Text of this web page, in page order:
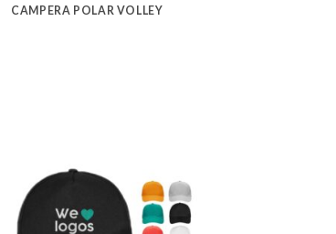
CAMPERA POLAR VOLLEY